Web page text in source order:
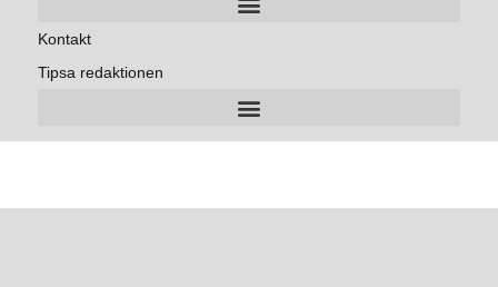
Kontakt
Tipsa redaktionen